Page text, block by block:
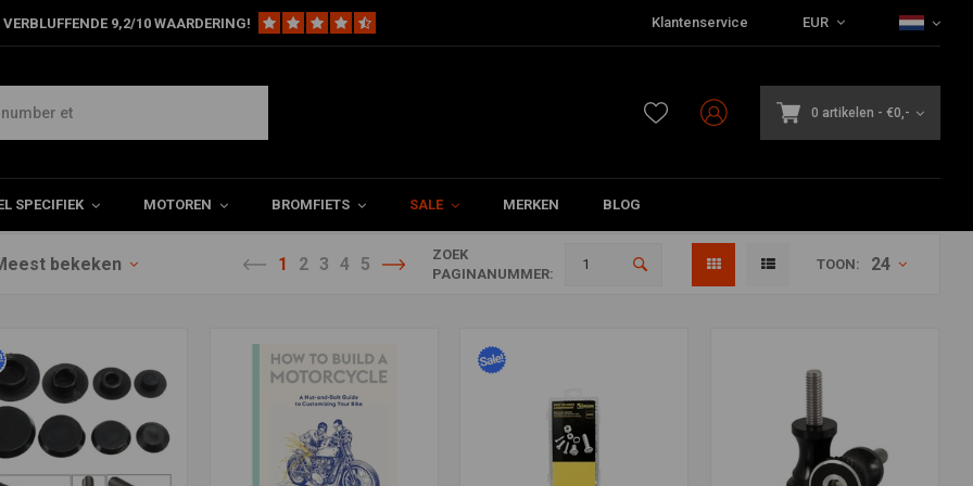
9,2/10 WAARDERING! Klantenservice EUR
0 artikelen - €0,-
SPECIFIEK MOTOREN BROMFIETS SALE MERKEN BLOG
bekeken 1 2 3 4 5
ZOEK
PAGINANUMMER:
TOON: 24